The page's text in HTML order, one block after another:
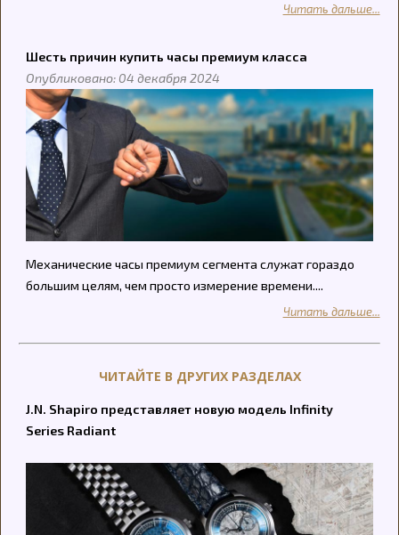
Читать дальше...
Шесть причин купить часы премиум класса
Опубликовано: 04 декабря 2024
Механические часы премиум сегмента служат гораздо
большим целям, чем просто измерение времени....
Читать дальше...
ЧИТАЙТЕ В ДРУГИХ РАЗДЕЛАХ
J.N. Shapiro представляет новую модель Infinity
Series Radiant